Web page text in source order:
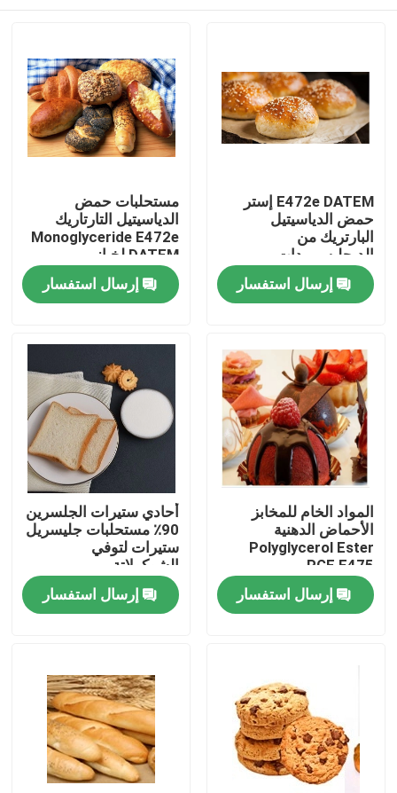
منزل
أشرطة فيديو
عرض الواقع الافتراضي
معلومات عنا
جولة في المعمل
رقابة جودة
أخبار
اطلب اقتباس
E472e DATEM إستر
حمض الدياسيتيل
البارتريك من
الديجليسيريدات
إرسال استفسار
مستحلبات حمض
الدياسيتيل التارتاريك
Monoglyceride E472e
DATEM لخباز
إرسال استفسار
المواد الخام للمخابز
الأحماض الدهنية
Polyglycerol Ester
PGE E475
إرسال استفسار
أحادي ستيرات الجلسرين
90٪ مستحلبات جليسريل
ستيرات لتوفي
الشوكولاتة
إرسال استفسار